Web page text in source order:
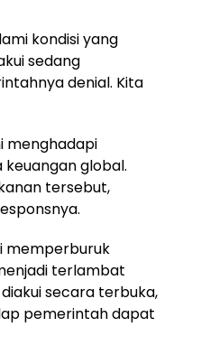
kondisi yang
sedang
denial. Kita
menghadapi
global.
tersebut,
memperburuk
terlambat
secara terbuka,
pemerintah dapat